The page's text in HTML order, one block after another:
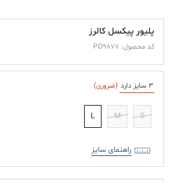
پلیور پیکسل کالرز
کد محصول: PO9877
3 سایز دارد (ضروری)
S
M
L
راهنمای سایز